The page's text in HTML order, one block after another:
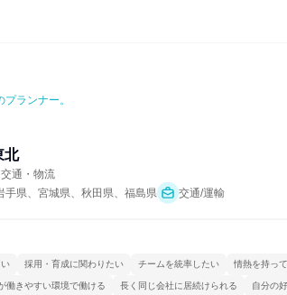
ランナー。
北
通・物流
手県、宮城県、秋田県、福島県 交通/運輸
採用・育成に関わりたい チームを統率したい 情熱を持っ
働きやすい環境で働ける 長く同じ会社に居続けられる 自分の